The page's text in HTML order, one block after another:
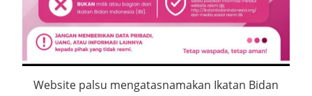
Website palsu mengatasnamakan Ikatan Bidan